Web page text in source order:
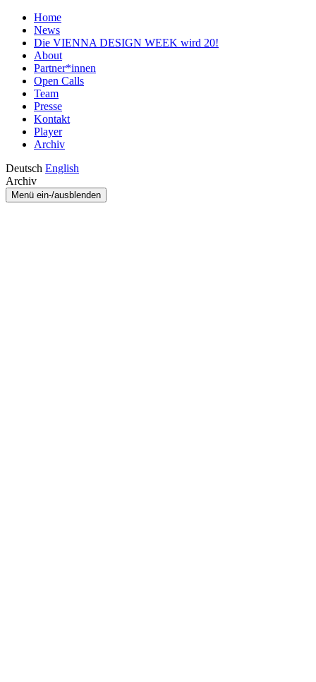
Home
News
Die VIENNA DESIGN WEEK wird 20!
About
Partner*innen
Open Calls
Team
Presse
Kontakt
Player
Archiv
Deutsch English
Archiv
Menü ein-/ausblenden